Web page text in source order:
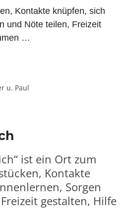
Kontakte knüpfen, sich
und Nöte teilen, Freizeit
…
u. Paul
ist ein Ort zum
Kontakte
Sorgen
gestalten, Hilfe